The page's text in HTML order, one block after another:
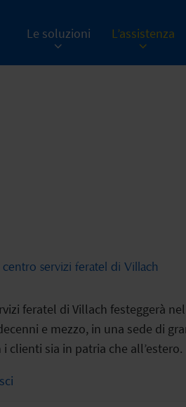
Le soluzioni L’assistenza
servizi feratel di Villach
feratel di Villach festeggerà
e mezzo, in una sede di
clienti sia in patria che all’estero.